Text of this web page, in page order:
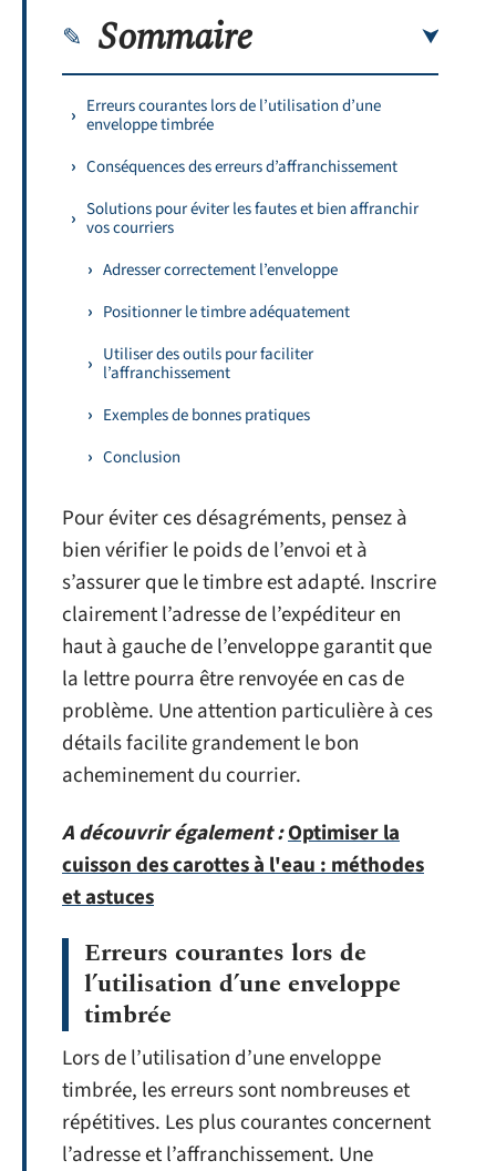
Sommaire
Erreurs courantes lors de l’utilisation d’une
enveloppe timbrée
Conséquences des erreurs d’affranchissement
Solutions pour éviter les fautes et bien affranchir
vos courriers
Adresser correctement l’enveloppe
Positionner le timbre adéquatement
Utiliser des outils pour faciliter
l’affranchissement
Exemples de bonnes pratiques
Conclusion
Pour éviter ces désagréments, pensez à
bien vérifier le poids de l’envoi et à
s’assurer que le timbre est adapté. Inscrire
clairement l’adresse de l’expéditeur en
haut à gauche de l’enveloppe garantit que
la lettre pourra être renvoyée en cas de
problème. Une attention particulière à ces
détails facilite grandement le bon
acheminement du courrier.
A découvrir également :Optimiser la
cuisson des carottes à l'eau : méthodes
et astuces
Erreurs courantes lors de
l’utilisation d’une enveloppe
timbrée
Lors de l’utilisation d’une enveloppe
timbrée, les erreurs sont nombreuses et
répétitives. Les plus courantes concernent
l’adresse et l’affranchissement. Une